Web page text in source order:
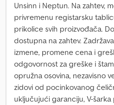
Unsinn i Neptun. Na zahtev,
privremenu registarsku
prikolice svih proizvođača.
dostupna na zahtev.
izmene, promene cena i
odgovornost za greške i
opružna osovina, nezavisno
zidovi od pocinkovanog
uključujući garanciju, V-